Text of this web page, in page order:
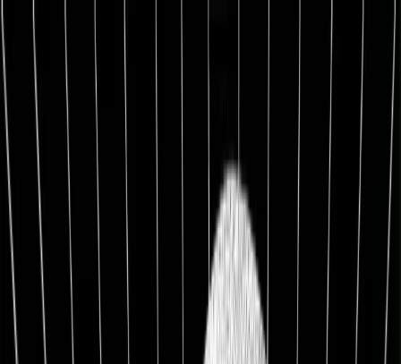
1:1 BETREUUNG
Werde Top 1 % Investor
Persönliche 1:1 Zusammenarbeit — Portfolio-Aufbau,
Strategie & exklusive Co-Investments.
26,8%
Ø Rendite / Jahr
3.129
Millionäre
100K+
Investoren
★★★★★ 4.9/5
Weiterempfehlung
Kostenfreies Erstgespräch